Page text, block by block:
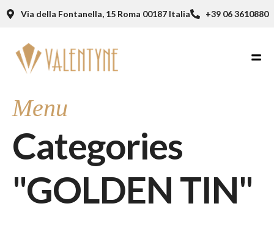
Via della Fontanella, 15 Roma 00187 Italia +39 06 3610880
Menu
Categories
"GOLDEN TIN"